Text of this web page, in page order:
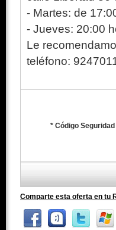
- Martes: de
- Jueves: 20:00
Le
teléfono:
* Código Seguridad
Comparte esta oferta en tu